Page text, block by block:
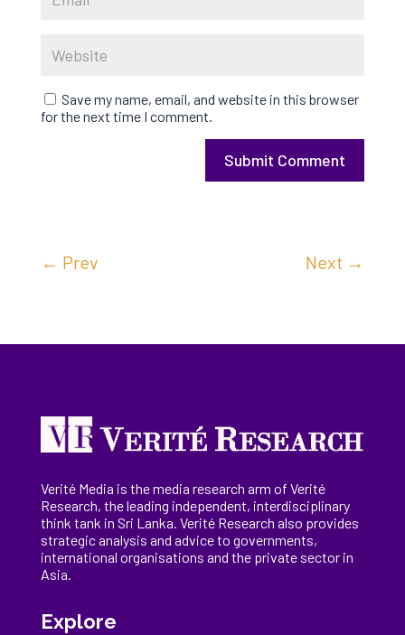
Save my name, email, and website in this browser
for the next time I comment.
Submit Comment
← Prev Next →
Verité Media is the media research arm of Verité
Research, theleading independent, interdisciplinary
think tank in Sri Lanka. Verité Research also provides
strategic analysis and advice to governments,
international organisations and the private sector in
Asia.
Explore